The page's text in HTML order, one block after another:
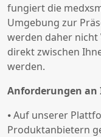
fungiert die
Umgebung zur
werden daher
direkt zwischen
werden.
Anforderungen
⦁ Auf unserer
Produktanbietern